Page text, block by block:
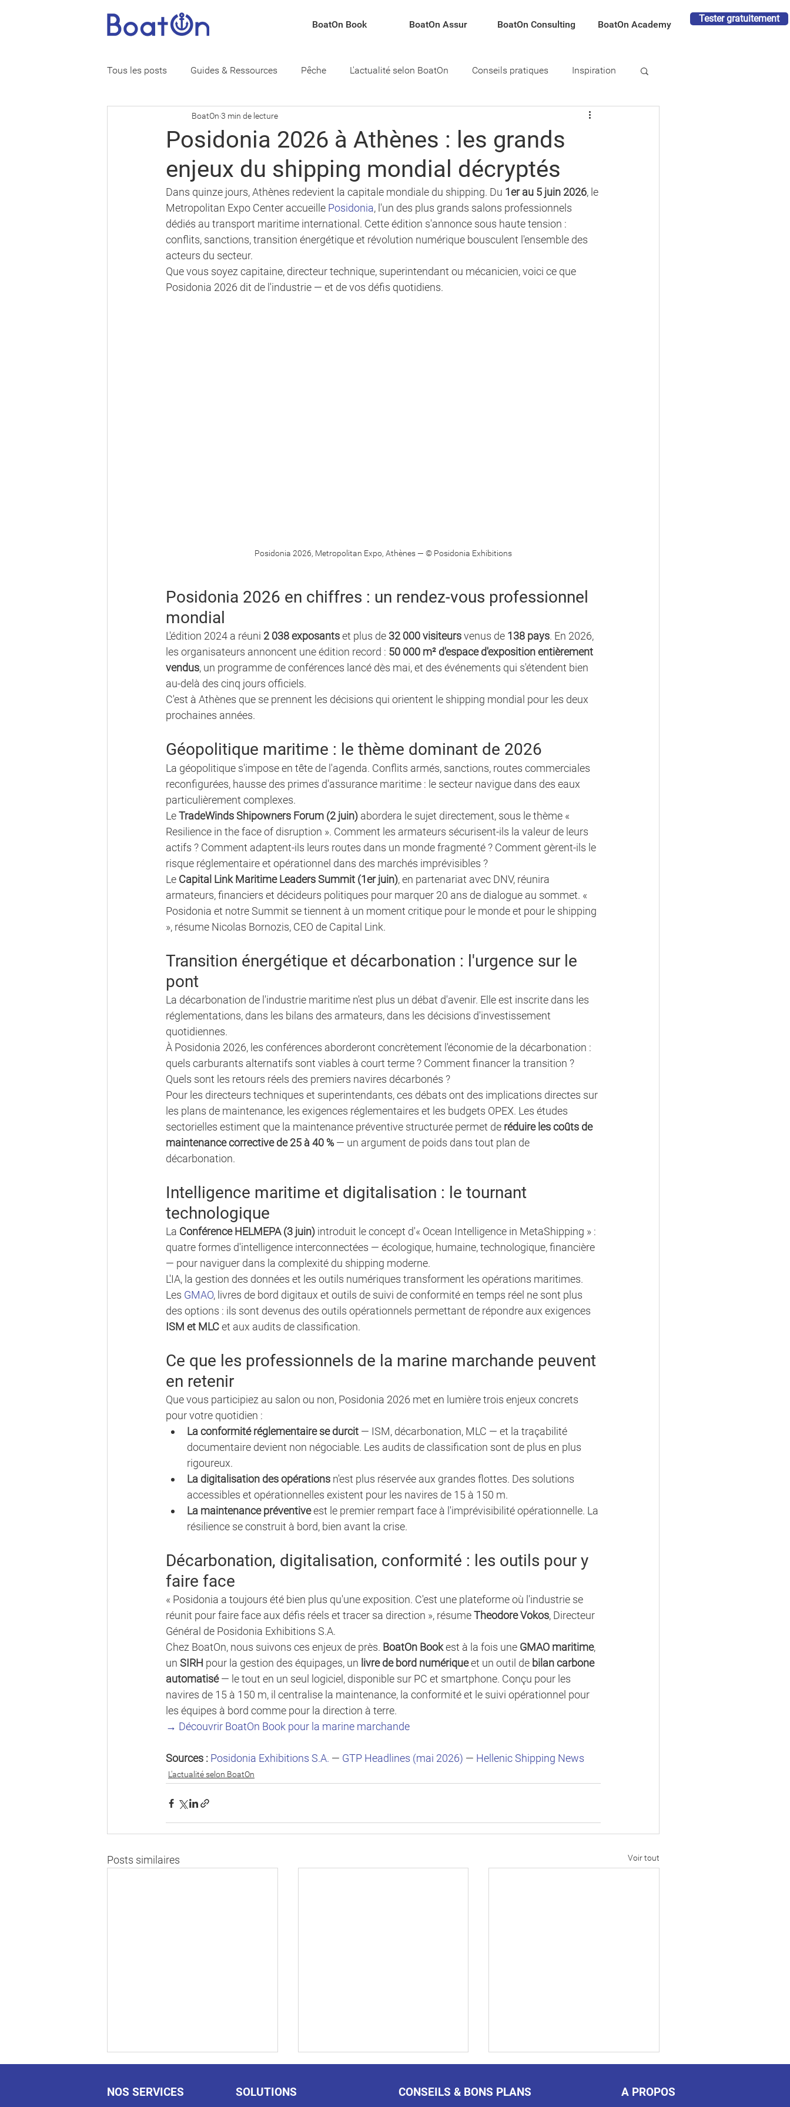
BoatOn Book BoatOn Assur BoatOn Consulting BoatOn Academy
Tester gratuitement
Tous les posts Guides & Ressources Pêche L'actualité selon BoatOn Conseils pratiques Inspiration
Assurance bateau
Posidonia 2026 à Athènes : les grands
enjeux du shipping mondial décryptés
BoatOn 3 min de lecture
Dans quinze jours, Athènes redevient la capitale mondiale du shipping. Du 1er au 5 juin 2026, le
Metropolitan Expo Center accueille Posidonia, l'un des plus grands salons professionnels
dédiés au transport maritime international. Cette édition s'annonce sous haute tension :
conflits, sanctions, transition énergétique et révolution numérique bousculent l'ensemble des
acteurs du secteur.
Que vous soyez capitaine, directeur technique, superintendant ou mécanicien, voici ce que
Posidonia 2026 dit de l'industrie — et de vos défis quotidiens.
Posidonia 2026, Metropolitan Expo, Athènes — © Posidonia Exhibitions
Posidonia 2026 en chiffres : un rendez-vous professionnel
mondial
L'édition 2024 a réuni 2 038 exposants et plus de 32 000 visiteurs venus de 138 pays. En 2026,
les organisateurs annoncent une édition record : 50 000 m² d'espace d'exposition entièrement
vendus, un programme de conférences lancé dès mai, et des événements qui s'étendent bien
au-delà des cinq jours officiels.
C'est à Athènes que se prennent les décisions qui orientent le shipping mondial pour les deux
prochaines années.
Géopolitique maritime : le thème dominant de 2026
La géopolitique s'impose en tête de l'agenda. Conflits armés, sanctions, routes commerciales
reconfigurées, hausse des primes d'assurance maritime : le secteur navigue dans des eaux
particulièrement complexes.
Le TradeWinds Shipowners Forum (2 juin) abordera le sujet directement, sous le thème «
Resilience in the face of disruption ». Comment les armateurs sécurisent-ils la valeur de leurs
actifs ? Comment adaptent-ils leurs routes dans un monde fragmenté ? Comment gèrent-ils le
risque réglementaire et opérationnel dans des marchés imprévisibles ?
Le Capital Link Maritime Leaders Summit (1er juin), en partenariat avec DNV, réunira
armateurs, financiers et décideurs politiques pour marquer 20 ans de dialogue au sommet. «
Posidonia et notre Summit se tiennent à un moment critique pour le monde et pour le shipping
», résume Nicolas Bornozis, CEO de Capital Link.
Transition énergétique et décarbonation : l'urgence sur le
pont
La décarbonation de l'industrie maritime n'est plus un débat d'avenir. Elle est inscrite dans les
réglementations, dans les bilans des armateurs, dans les décisions d'investissement
quotidiennes.
À Posidonia 2026, les conférences aborderont concrètement l'économie de la décarbonation :
quels carburants alternatifs sont viables à court terme ? Comment financer la transition ?
Quels sont les retours réels des premiers navires décarbonés ?
Pour les directeurs techniques et superintendants, ces débats ont des implications directes sur
les plans de maintenance, les exigences réglementaires et les budgets OPEX. Les études
sectorielles estiment que la maintenance préventive structurée permet de réduire les coûts de
maintenance corrective de 25 à 40 % — un argument de poids dans tout plan de
décarbonation.
Intelligence maritime et digitalisation : le tournant
technologique
La Conférence HELMEPA (3 juin) introduit le concept d'« Ocean Intelligence in MetaShipping » :
quatre formes d'intelligence interconnectées — écologique, humaine, technologique, financière
— pour naviguer dans la complexité du shipping moderne.
L'IA, la gestion des données et les outils numériques transforment les opérations maritimes.
Les GMAO, livres de bord digitaux et outils de suivi de conformité en temps réel ne sont plus
des options : ils sont devenus des outils opérationnels permettant de répondre aux exigences
ISM et MLC et aux audits de classification.
Ce que les professionnels de la marine marchande peuvent
en retenir
Que vous participiez au salon ou non, Posidonia 2026 met en lumière trois enjeux concrets
pour votre quotidien :
La conformité réglementaire se durcit — ISM, décarbonation, MLC — et la traçabilité
documentaire devient non négociable. Les audits de classification sont de plus en plus
rigoureux.
La digitalisation des opérations n'est plus réservée aux grandes flottes. Des solutions
accessibles et opérationnelles existent pour les navires de 15 à 150 m.
La maintenance préventive est le premier rempart face à l'imprévisibilité opérationnelle. La
résilience se construit à bord, bien avant la crise.
Décarbonation, digitalisation, conformité : les outils pour y
faire face
« Posidonia a toujours été bien plus qu'une exposition. C'est une plateforme où l'industrie se
réunit pour faire face aux défis réels et tracer sa direction », résume Theodore Vokos, Directeur
Général de Posidonia Exhibitions S.A.
Chez BoatOn, nous suivons ces enjeux de près. BoatOn Book est à la fois une GMAO maritime,
un SIRH pour la gestion des équipages, un livre de bord numérique et un outil de bilan carbone
automatisé — le tout en un seul logiciel, disponible sur PC et smartphone. Conçu pour les
navires de 15 à 150 m, il centralise la maintenance, la conformité et le suivi opérationnel pour
les équipes à bord comme pour la direction à terre.
→ Découvrir BoatOn Book pour la marine marchande
Sources : Posidonia Exhibitions S.A. — GTP Headlines (mai 2026) — Hellenic Shipping News
L'actualité selon BoatOn
Posts similaires Voir tout
NOS SERVICES SOLUTIONS CONSEILS & BONS PLANS A PROPOS